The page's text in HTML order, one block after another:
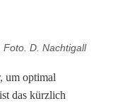
Foto. D. Nachtigall
um optimal
das kürzlich